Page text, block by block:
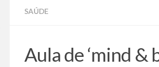
SAÚDE
Aula de ‘mind &